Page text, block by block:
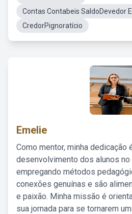
Contas Contabeis SaldoDevedor
CredorPignoratício
Emelie
Como mentor, minha dedicação
desenvolvimento dos alunos
empregando métodos
conexões genuínas e são
e paixão. Minha missão é
sua jornada para se tornarem